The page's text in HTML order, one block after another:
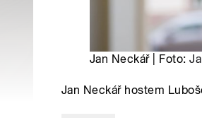
Jan Neckář | Foto:
Jan Neckář hostem